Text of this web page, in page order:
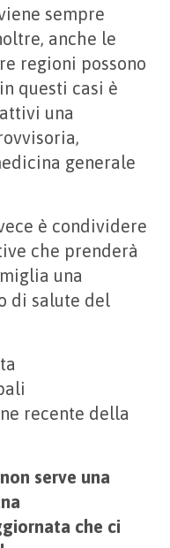
sempre
anche le
regioni possono
questi casi è
una
generale
è condividere
che prenderà
una
di salute del
recente della
non serve una
che ci